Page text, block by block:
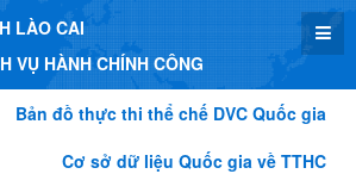
LÀO CAI
VỤ HÀNH CHÍNH CÔNG
Bản đồ thực thi thể chế DVC Quốc gia
Cơ sở dữ liệu Quốc gia về TTHC